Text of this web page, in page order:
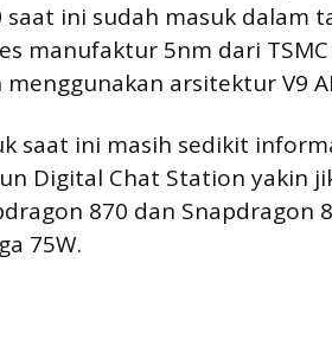
saat ini sudah masuk dalam
manufaktur 5nm dari
menggunakan arsitektur V9
saat ini masih sedikit
Digital Chat Station yakin
870 dan Snapdragon
75W.